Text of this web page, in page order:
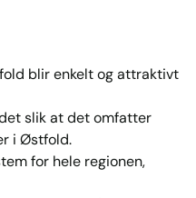
blir enkelt og attraktivt
slik at det omfatter
i Østfold.
for hele regionen,